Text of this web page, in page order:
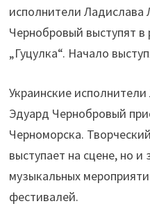
исполнители
Чернобровый выступят в
„Гуцулка“. Начало
Украинские
Эдуард Чернобровый
Черноморска.
выступает на сцене, но
музыкальных
фестивалей.